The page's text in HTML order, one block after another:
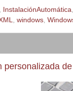
InstalaciónAutomática
windows
personalizada